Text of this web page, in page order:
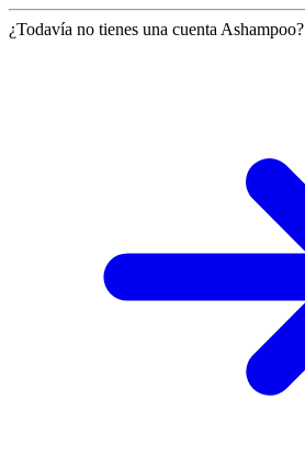
¿Todavía no tienes una cuenta Ashampoo?